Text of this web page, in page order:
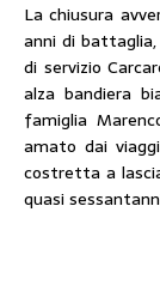
La chiusura
anni di battaglia,
di servizio
alza bandiera
famiglia
amato dai
costretta a
quasi